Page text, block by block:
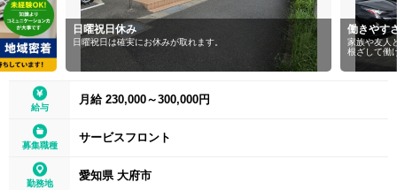
日曜祝日休み
日曜祝日は確実にお休みが取れます。
働きやす
家族や友人
根ざして働
給与
月給 230,000～300,000円
募集職種
サービスフロント
勤務地
愛知県 大府市